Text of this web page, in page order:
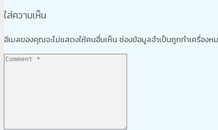
ใส่ความเห็น
อีเมลของคุณจะไม่แสดงให้คนอื่นเห็น ช่องข้อมูลจำเป็นถูกทำเครื่องห